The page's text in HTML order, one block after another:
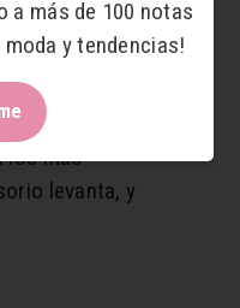
minifalda…. esta
sacar tu propia
y relieve -si es
admiten colores
los más
levanta, y
a más de 100 notas
y tendencias!